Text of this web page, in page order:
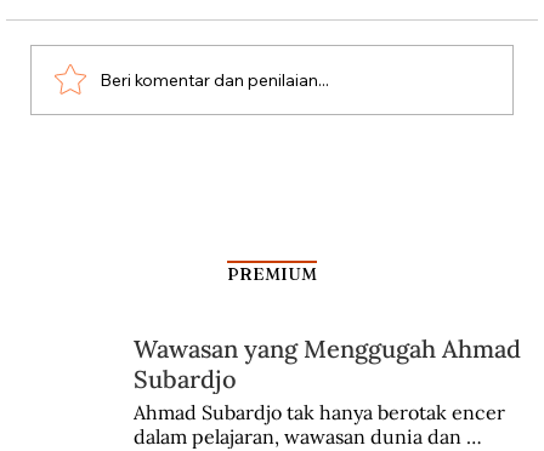
Aksi Koboi Jenderal Moestopo
Beri komentar dan penilaian...
PREMIUM
Wawasan yang Menggugah Ahmad
Subardjo
Ahmad Subardjo tak hanya berotak encer
dalam pelajaran, wawasan dunia dan